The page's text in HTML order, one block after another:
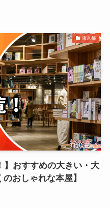
東京都
】おすすめの大きい・大
おしゃれな本屋】